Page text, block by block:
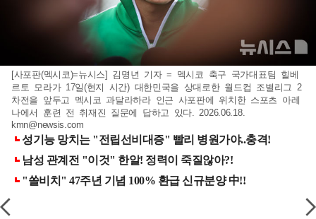
[사포판(멕시코)=뉴시스] 김명년 기자 = 멕시코 축구 국가대표팀 힐베
르토 모라가 17일(현지 시간) 대한민국을 상대로한 월드컵 조별리그 2
차전을 앞두고 멕시코 과달라하라 인근 사포판에 위치한 스포츠 아레
나에서 훈련 전 취재진 질문에 답하고 있다. 2026.06.18.
kmn@newsis.com